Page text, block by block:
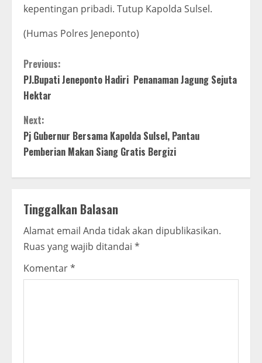
kepentingan pribadi. Tutup Kapolda Sulsel.
(Humas Polres Jeneponto)
C
o
n
t
u
e
R
e
Previous:
PJ.Bupati Jeneponto Hadiri Penanaman Jagung Sejuta
Hektar
Next:
Pj Gubernur Bersama Kapolda Sulsel, Pantau
Pemberian Makan Siang Gratis Bergizi
Tinggalkan Balasan
Alamat email Anda tidak akan dipublikasikan.
Ruas yang wajib ditandai *
Komentar*